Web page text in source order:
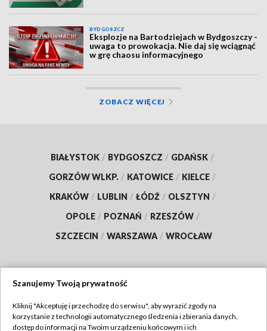
BYDGOSZCZ
Eksplozje na Bartodziejach w Bydgoszczy -
uwaga to prowokacja. Nie daj się wciągnąć
w grę chaosu informacyjnego
ZOBACZ WIĘCEJ
BIAŁYSTOK / BYDGOSZCZ / GDAŃSK /
GORZÓW WLKP. / KATOWICE / KIELCE /
KRAKÓW / LUBLIN / ŁÓDŹ / OLSZTYN /
OPOLE / POZNAŃ / RZESZÓW /
SZCZECIN / WARSZAWA / WROCŁAW
TVP
Szanujemy Twoją prywatność
Kliknij "Akceptuję i przechodzę do serwisu", aby wyrazić zgody na
korzystanie z technologii automatycznego śledzenia i zbierania danych,
dostęp do informacji na Twoim urządzeniu końcowym i ich